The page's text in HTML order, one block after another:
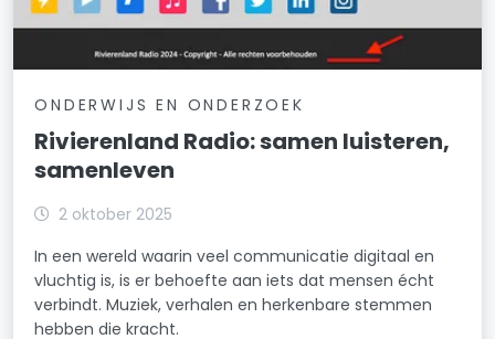
ONDERWIJS EN ONDERZOEK
Rivierenland Radio: samen luisteren,
samenleven
2 oktober 2025
In een wereld waarin veel communicatie digitaal en
vluchtig is, is er behoefte aan iets dat mensen écht
verbindt. Muziek, verhalen en herkenbare stemmen
hebben die kracht.